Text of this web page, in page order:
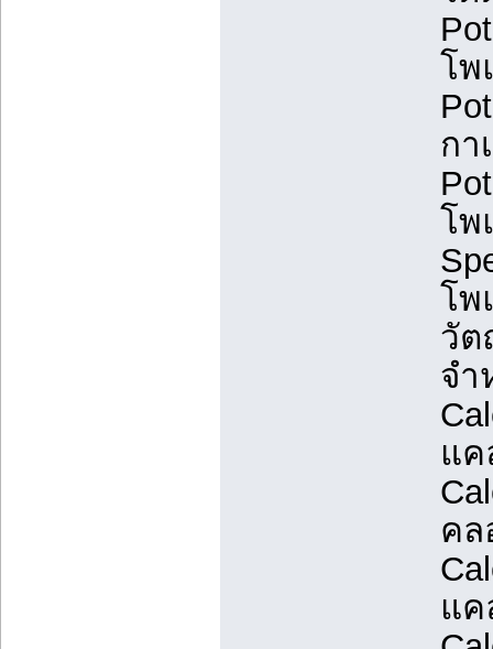
โพ
กา
โพ
โพ
วัต
จำ
แค
คล
แค